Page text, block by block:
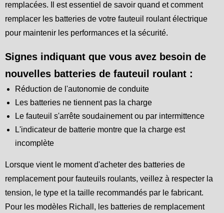
remplacées. Il est essentiel de savoir quand et comment
remplacer les batteries de votre fauteuil roulant électrique
pour maintenir les performances et la sécurité.
Signes indiquant que vous avez besoin de
nouvelles batteries de fauteuil roulant :
Réduction de l'autonomie de conduite
Les batteries ne tiennent pas la charge
Le fauteuil s'arrête soudainement ou par intermittence
L'indicateur de batterie montre que la charge est
incomplète
Lorsque vient le moment d'acheter des batteries de
remplacement pour fauteuils roulants, veillez à respecter la
tension, le type et la taille recommandés par le fabricant.
Pour les modèles Richall, les batteries de remplacement